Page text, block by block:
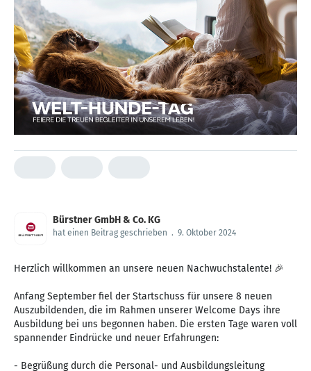
Bürstner GmbH & Co. KG
hat einen Beitrag geschrieben . 9. Oktober 2024
Herzlich willkommen an unsere neuen Nachwuchstalente! 🎉
Anfang September fiel der Startschuss für unsere 8 neuen
Auszubildenden, die im Rahmen unserer Welcome Days ihre
Ausbildung bei uns begonnen haben. Die ersten Tage waren voll
spannender Eindrücke und neuer Erfahrungen:
- Begrüßung durch die Personal- und Ausbildungsleitung